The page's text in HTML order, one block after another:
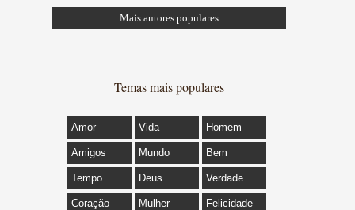
Mais autores populares
Temas mais populares
Amor Vida Homem
Amigos Mundo Bem
Tempo Deus Verdade
Coração Mulher Felicidade